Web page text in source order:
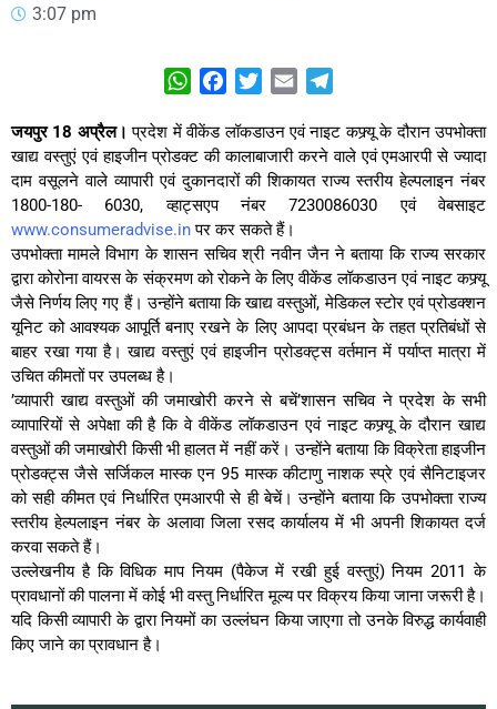
3:07 pm
WhatsAppFacebookTwitterEmail
जयपुर 18 अप्रैल। प्रदेश में वीकेंड लॉकडाउन एवं नाइट कफ्र्यू के दौरान उपभोक्ता
खाद्य वस्तुएं एवं हाइजीन प्रोडक्ट की कालाबाजारी करने वाले एवं एमआरपी से ज्यादा
दाम वसूलने वाले व्यापारी एवं दुकानदारों की शिकायत राज्य स्तरीय हेल्पलाइन नंबर
1800-180- 6030, व्हाट्सएप नंबर 7230086030 एवं वेबसाइट
www.consumeradvise.inपर कर सकते हैं।
उपभोक्ता मामले विभाग के शासन सचिव श्री नवीन जैन ने बताया कि राज्य सरकार
द्वारा कोरोना वायरस के संक्रमण को रोकने के लिए वीकेंड लॉकडाउन एवं नाइट कफ्र्यू
जैसे निर्णय लिए गए हैं। उन्होंने बताया कि खाद्य वस्तुओं, मेडिकल स्टोर एवं प्रोडक्शन
यूनिट को आवश्यक आपूर्ति बनाए रखने के लिए आपदा प्रबंधन के तहत प्रतिबंधों से
बाहर रखा गया है। खाद्य वस्तुएं एवं हाइजीन प्रोडक्ट्स वर्तमान में पर्याप्त मात्रा में
उचित कीमतों पर उपलब्ध है।
’व्यापारी खाद्य वस्तुओं की जमाखोरी करने से बचें’शासन सचिव ने प्रदेश के सभी
व्यापारियों से अपेक्षा की है कि वे वीकेंड लॉकडाउन एवं नाइट कफ्र्यू के दौरान खाद्य
वस्तुओं की जमाखोरी किसी भी हालत में नहीं करें। उन्होंने बताया कि विक्रेता हाइजीन
प्रोडक्ट्स जैसे सर्जिकल मास्क एन 95 मास्क कीटाणु नाशक स्प्रे एवं सैनिटाइजर
को सही कीमत एवं निर्धारित एमआरपी से ही बेचें। उन्होंने बताया कि उपभोक्ता राज्य
स्तरीय हेल्पलाइन नंबर के अलावा जिला रसद कार्यालय में भी अपनी शिकायत दर्ज
करवा सकते हैं।
उल्लेखनीय है कि विधिक माप नियम (पैकेज में रखी हुई वस्तुएं) नियम 2011 के
प्रावधानों की पालना में कोई भी वस्तु निर्धारित मूल्य पर विक्रय किया जाना जरूरी है।
यदि किसी व्यापारी के द्वारा नियमों का उल्लंघन किया जाएगा तो उनके विरुद्ध कार्यवाही
किए जाने का प्रावधान है।